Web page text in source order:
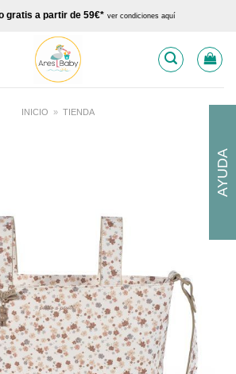
gratis a partir de 59€* ver condiciones aquí
INICIO » TIENDA
AYUDA